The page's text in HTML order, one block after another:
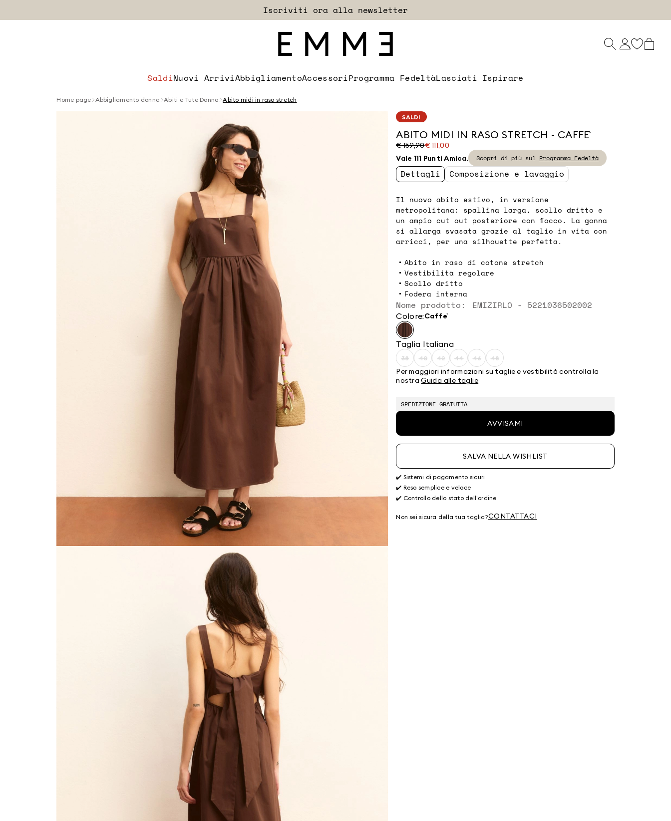
EXTRA SCONTO
Spedizioni e resi sempre gratuiti
SaldiNuovi ArriviAbbigliamentoAccessoriProgramma FedeltàLasciati Ispirare
Home page Abbigliamento donna Abiti e Tute Donna Abito midi in raso stretch
SALDI
ABITO MIDI IN RASO STRETCH - CAFFE`
€ 159,90€ 111,00
Prezzo
originale
€
159,90
Prezzo
corrente
€
111,00
Vale 111 Punti Amica. Scopri di più sul Programma Fedeltà
Dettagli Composizione e lavaggio
Il nuovo abito estivo, in versione
metropolitana: spallina larga, scollo dritto e
un ampio cut out posteriore con fiocco. La gonna
si allarga svasata grazie al taglio in vita con
arricci, per una silhouette perfetta.
Abito in raso di cotone stretch
Vestibilità regolare
Scollo dritto
Fodera interna
Nome prodotto: EMIZIRLO - 5221036502002
Colore: caffe`
Taglia Italiana
38Taglia:
38
Prodotto
terminato
40Taglia:
40
Prodotto
terminato
42Taglia:
42
Prodotto
terminato
44Taglia:
44
Prodotto
terminato
46Taglia:
46
Prodotto
terminato
48Taglia:
48
Prodotto
Per maggiori informazioni su taglie e vestibilità controlla la
nostraGuida alle taglie
SPEDIZIONE GRATUITA
AVVISAMI
SALVA NELLA WISHLIST
✔️ Sistemi di pagamento sicuri
✔️ Reso semplice e veloce
✔️ Controllo dello stato dell’ordine
Non sei sicura della tua taglia?CONTATTACI